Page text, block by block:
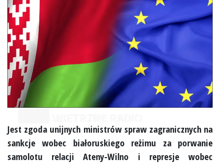
Jest zgoda unijnych ministrów spraw zagranicznych na
sankcje wobec białoruskiego reżimu za porwanie
samolotu relacji Ateny-Wilno i represje wobec